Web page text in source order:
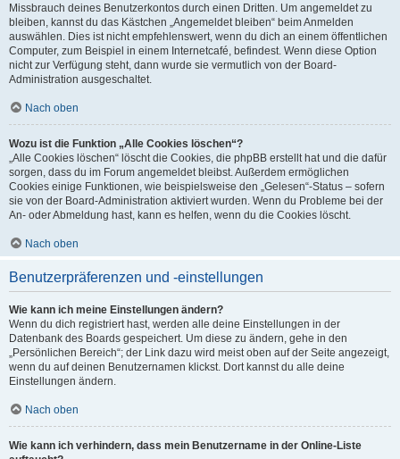
Missbrauch deines Benutzerkontos durch einen Dritten. Um angemeldet zu
bleiben, kannst du das Kästchen „Angemeldet bleiben“ beim Anmelden
auswählen. Dies ist nicht empfehlenswert, wenn du dich an einem öffentlichen
Computer, zum Beispiel in einem Internetcafé, befindest. Wenn diese Option
nicht zur Verfügung steht, dann wurde sie vermutlich von der Board-
Administration ausgeschaltet.
Nach oben
Wozu ist die Funktion „Alle Cookies löschen“?
„Alle Cookies löschen“ löscht die Cookies, die phpBB erstellt hat und die dafür
sorgen, dass du im Forum angemeldet bleibst. Außerdem ermöglichen
Cookies einige Funktionen, wie beispielsweise den „Gelesen“-Status – sofern
sie von der Board-Administration aktiviert wurden. Wenn du Probleme bei der
An- oder Abmeldung hast, kann es helfen, wenn du die Cookies löscht.
Nach oben
Benutzerpräferenzen und -einstellungen
Wie kann ich meine Einstellungen ändern?
Wenn du dich registriert hast, werden alle deine Einstellungen in der
Datenbank des Boards gespeichert. Um diese zu ändern, gehe in den
„Persönlichen Bereich“; der Link dazu wird meist oben auf der Seite angezeigt,
wenn du auf deinen Benutzernamen klickst. Dort kannst du alle deine
Einstellungen ändern.
Nach oben
Wie kann ich verhindern, dass mein Benutzername in der Online-Liste